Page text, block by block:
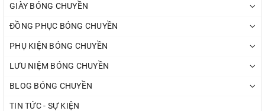
GIÀY BÓNG CHUYỀN
ĐỒNG PHỤC BÓNG CHUYỀN
PHỤ KIỆN BÓNG CHUYỀN
LƯU NIỆM BÓNG CHUYỀN
BLOG BÓNG CHUYỀN
TIN TỨC - SỰ KIỆN